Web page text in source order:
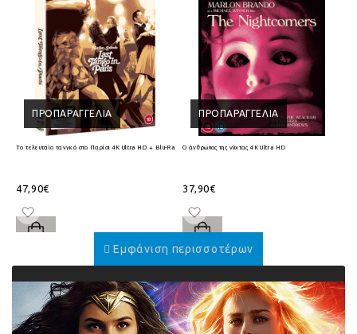
ΠΡΟΠΑΡΑΓΓΕΛΊΑ
Το τελευταίο τανγκό στο Παρίσι 4K Ultra HD + Blu-Ray
47,90€
ΠΡΟΠΑΡΑΓΓΕΛΊΑ
Ο άνθρωπος της νύχτας 4K Ultra HD
37,90€